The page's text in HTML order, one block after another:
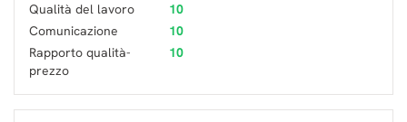
Qualità del lavoro
10
Comunicazione
10
Rapporto qualità-
prezzo
10